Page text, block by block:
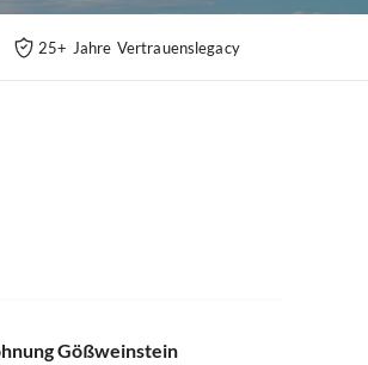
25+ Jahre Vertrauenslegacy
Gößweinstein